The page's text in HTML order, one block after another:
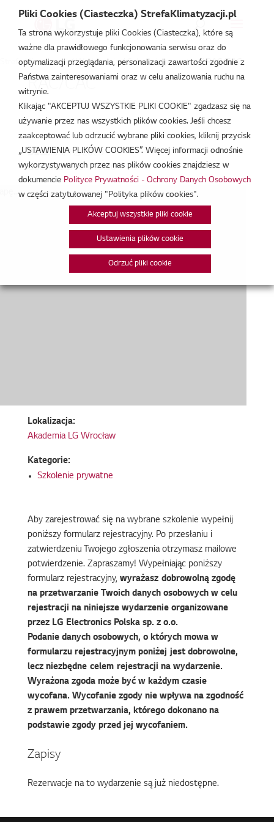
Strefa Klimatyzacji /Wydarzenia/Szkolenie prywatne/RAC/CAC
RAC/CAC
gru 3, 2025
Data:03/12/2025
Godzina:9:00 - 15:30
Lokalizacja:
Akademia LG Wrocław
Kategorie:
Szkolenie prywatne
Aby zarejestrować się na wybrane szkolenie wypełnij
poniższy formularz rejestracyjny. Po przesłaniu i
zatwierdzeniu Twojego zgłoszenia otrzymasz mailowe
potwierdzenie. Zapraszamy! Wypełniając poniższy
formularz rejestracyjny, wyrażasz dobrowolną zgodę
na przetwarzanie Twoich danych osobowych w celu
rejestracji na niniejsze wydarzenie organizowane
przez LG Electronics Polska sp. z o.o.
Podanie danych osobowych, o których mowa w
formularzu rejestracyjnym poniżej jest dobrowolne,
lecz niezbędne celem rejestracji na wydarzenie.
Wyrażona zgoda może być w każdym czasie
wycofana. Wycofanie zgody nie wpływa na zgodność
z prawem przetwarzania, którego dokonano na
podstawie zgody przed jej wycofaniem.
Zapisy
Rezerwacje na to wydarzenie są już niedostępne.
Pliki Cookies (Ciasteczka) StrefaKlimatyzacji.pl
Ta strona wykorzystuje pliki Cookies (Ciasteczka), które są
ważne dla prawidłowego funkcjonowania serwisu oraz do
optymalizacji przeglądania, personalizacji zawartości zgodnie z
Państwa zainteresowaniami oraz w celu analizowania ruchu na
witrynie.
Klikając "AKCEPTUJ WSZYSTKIE PLIKI COOKIE" zgadzasz się na
używanie przez nas wszystkich plików cookies. Jeśli chcesz
zaakceptować lub odrzucić wybrane pliki cookies, kliknij przycisk
„USTAWIENIA PLIKÓW COOKIES”. Więcej informacji odnośnie
wykorzystywanych przez nas plików cookies znajdziesz w
dokumencie Polityce Prywatności - Ochrony Danych Osobowych
w części zatytułowanej "Polityka plików cookies".
Akceptuj wszystkie pliki cookie
Ustawienia plików cookie
Odrzuć pliki cookie